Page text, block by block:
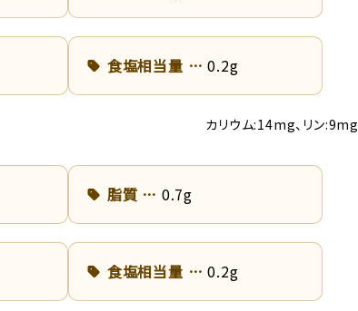
食塩相当量 0.2g
カリウム:14mg、リン:9mg
脂質 0.7g
食塩相当量 0.2g